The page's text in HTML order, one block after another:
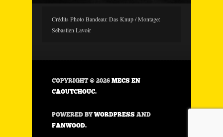
Crédits Photo Bandeau: Das Knup / Montage:
Sébastien Lavoir
COPYRIGHT © 2026 MECS EN
CAOUTCHOUC.
POWERED BYWORDPRESS AND
FANWOOD.